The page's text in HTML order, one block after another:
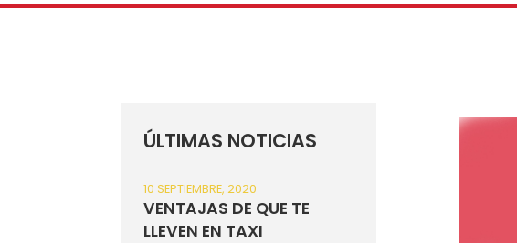
ÚLTIMAS NOTICIAS
VENTAJAS DE QUE TE
LLEVEN EN TAXI
10 SEPTIEMBRE, 2020